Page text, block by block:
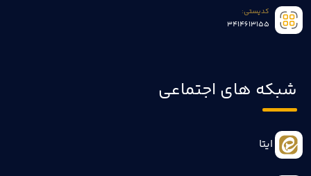
کدپستی:
3414613155
شبکه های اجتماعی
ایتا